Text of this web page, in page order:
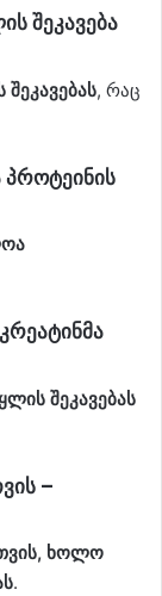
შეკავება
, რაც
პროტეინის
შეკავებას
–
ხოლო
.